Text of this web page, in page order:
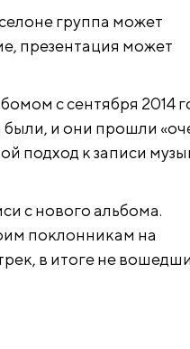
группа может
презентация может
с сентября 2014
были, и они прошли
подход к записи
с нового альбома.
поклонникам на
в итоге не